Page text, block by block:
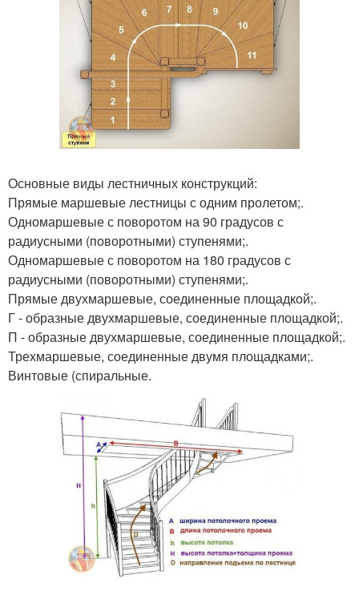
Основные виды лестничных конструкций:
Прямые маршевые лестницы с одним пролетом;.
Одномаршевые с поворотом на 90 градусов с
радиусными (поворотными) ступенями;.
Одномаршевые с поворотом на 180 градусов с
радиусными (поворотными) ступенями;.
Прямые двухмаршевые, соединенные площадкой;.
Г - образные двухмаршевые, соединенные площадкой;.
П - образные двухмаршевые, соединенные площадкой;.
Трехмаршевые, соединенные двумя площадками;.
Винтовые (спиральные.